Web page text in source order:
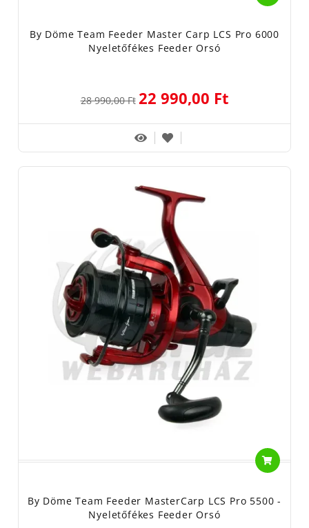
By Döme Team Feeder Master Carp LCS Pro 6000
Nyeletőfékes Feeder Orsó
28 990,00 Ft 22 990,00 Ft
By Döme Team Feeder MasterCarp LCS Pro 5500 -
Nyeletőfékes Feeder Orsó